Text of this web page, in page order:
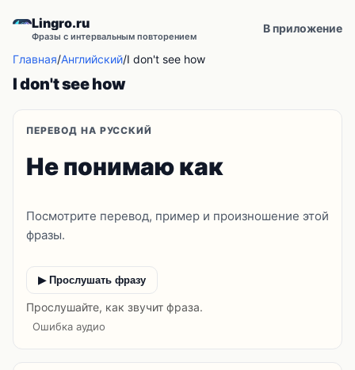
Lingro.ru
Фразы с интервальным повторением
В приложение
Главная/Английский/I don't see how
I don't see how
ПЕРЕВОД НА РУССКИЙ
Не понимаю как
Посмотрите перевод, пример и произношение этой
фразы.
▶ Прослушать фразу
Прослушайте, как звучит фраза.
Ошибка аудио